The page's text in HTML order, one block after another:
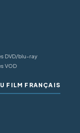
DVD/blu-ray
VOD
FILM FRANÇAIS